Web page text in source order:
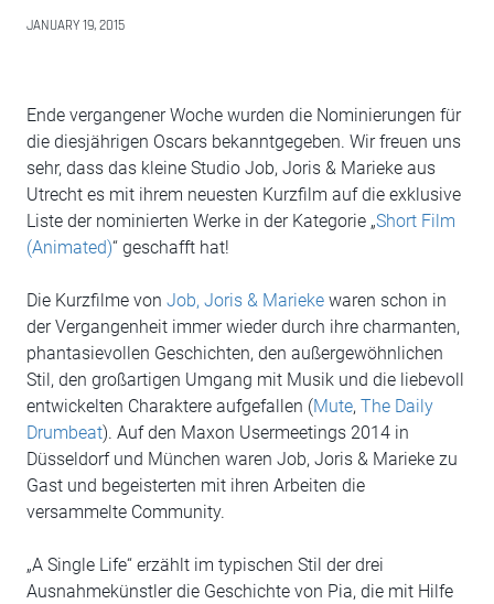
JANUARY 19, 2015
Ende vergangener Woche wurden die Nominierungen für
die diesjährigen Oscars bekanntgegeben. Wir freuen uns
sehr, dass das kleine Studio Job, Joris & Marieke aus
Utrecht es mit ihrem neuesten Kurzfilm auf die exklusive
Liste der nominierten Werke in der Kategorie „Short Film
(Animated)“ geschafft hat!
Die Kurzfilme von Job, Joris & Marieke waren schon in
der Vergangenheit immer wieder durch ihre charmanten,
phantasievollen Geschichten, den außergewöhnlichen
Stil, den großartigen Umgang mit Musik und die liebevoll
entwickelten Charaktere aufgefallen (Mute, The Daily
Drumbeat). Auf den Maxon Usermeetings 2014 in
Düsseldorf und München waren Job, Joris & Marieke zu
Gast und begeisterten mit ihren Arbeiten die
versammelte Community.
„A Single Life“ erzählt im typischen Stil der drei
Ausnahmekünstler die Geschichte von Pia, die mit Hilfe